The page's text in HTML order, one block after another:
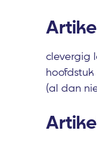
clevergig
(al dan